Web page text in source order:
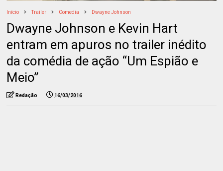
Início Trailer Comedia Dwayne Johnson
Dwayne Johnson e Kevin Hart
entram em apuros no trailer inédito
da comédia de ação “Um Espião e
Meio”
Redação 16/03/2016